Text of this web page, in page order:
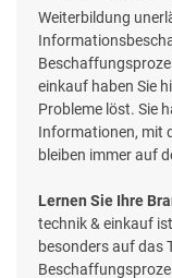
Weiterbildung
einkauf haben Sie
Probleme löst. Sie
Informationen, mit
bleiben immer auf
Lernen Sie Ihre
technik & einkauf
besonders auf das